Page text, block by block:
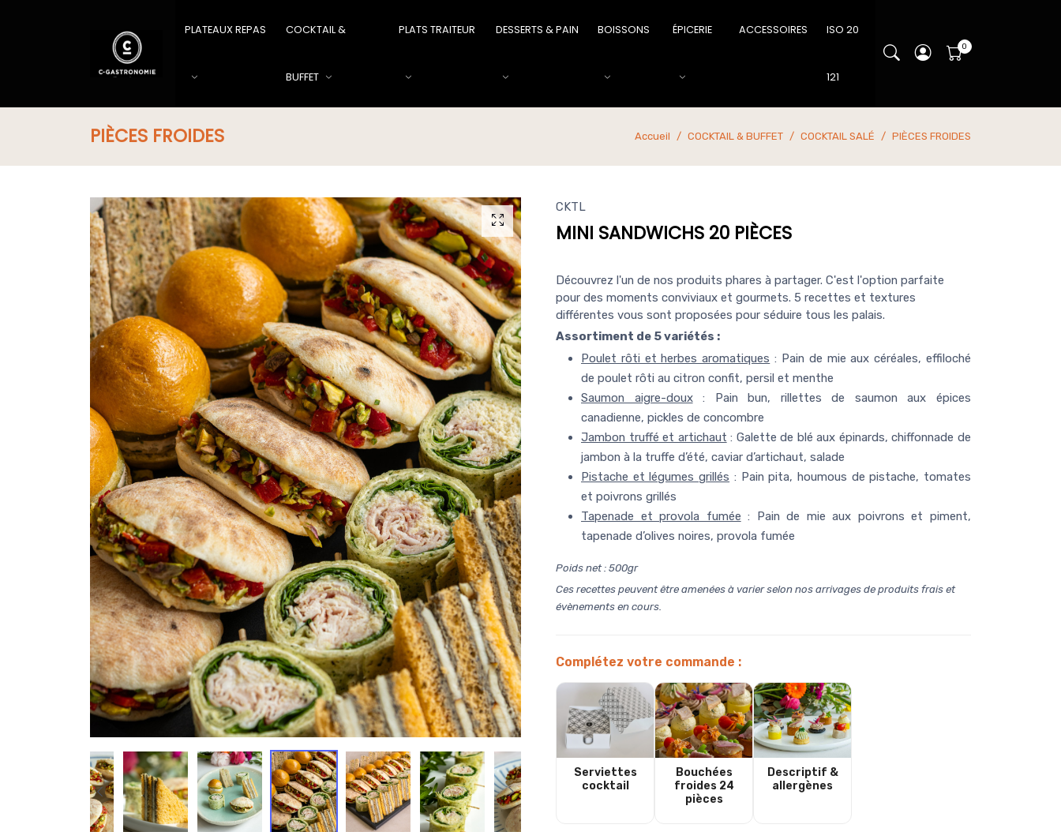
PLATEAUX REPAS COCKTAIL &
BUFFET
PLATS TRAITEUR DESSERTS & PAIN BOISSONS ÉPICERIE ACCESSOIRES ISO 20
121
PIÈCES FROIDES Accueil COCKTAIL & BUFFET COCKTAIL SALÉ PIÈCES FROIDES
CKTL
MINI SANDWICHS 20 PIÈCES
Découvrez l'un de nos produits phares à partager. C'est l'option parfaite
pour des moments conviviaux et gourmets. 5 recettes et textures
différentes vous sont proposées pour séduire tous les palais.
Assortiment de 5 variétés :
Poulet rôti et herbes aromatiques : Pain de mie aux céréales, effiloché
de poulet rôti au citron confit, persil et menthe
Saumon aigre-doux: Pain bun, rillettes de saumon aux épices
canadienne, pickles de concombre
Jambon truffé et artichaut : Galette de blé aux épinards, chiffonnade de
jambon à la truffe d’été, caviar d’artichaut, salade
Pistache et légumes grillés : Pain pita, houmous de pistache, tomates
et poivrons grillés
Tapenade et provola fumée : Pain de mie aux poivrons et piment,
tapenade d’olives noires, provola fumée
Poids net : 500gr
Ces recettes peuvent être amenées à varier selon nos arrivages de produits frais et
évènements en cours.
Complétez votre commande :
Serviettes
cocktail
Bouchées
froides 24
pièces
Descriptif &
allergènes